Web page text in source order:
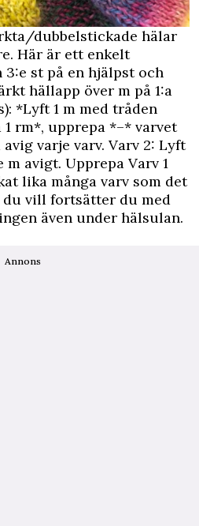
dubbelstickade hälar
Här är ett enkelt
3:e st på en hjälpst och
hällapp över m på 1:a
*Lyft 1 m med tråden
rm*, upprepa *–* varvet
varje varv. Varv 2: Lyft
m avigt. Upprepa Varv 1
lika många varv som det
du vill fortsätter du med
även under hälsulan.
Annons